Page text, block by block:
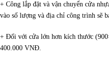
+ Công lắp đặt và vận chuyển cửa
vào số lượng và địa chỉ công trình sẽ
+ Đối với cửa lớn hơn kích thước
400.000 VNĐ.